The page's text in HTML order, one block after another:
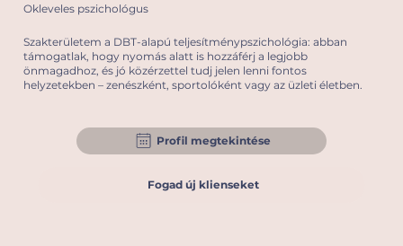
Okleveles pszichológus
Szakterületem a DBT-alapú teljesítménypszichológia: abban
támogatlak, hogy nyomás alatt is hozzáférj a legjobb
önmagadhoz, és jó közérzettel tudj jelen lenni fontos
helyzetekben – zenészként, sportolóként vagy az üzleti életben.
Profil megtekintése
Fogad új klienseket